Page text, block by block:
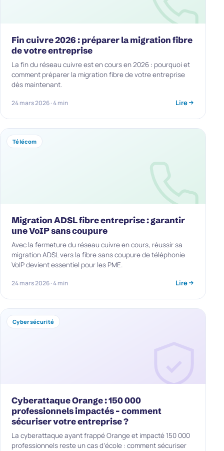
Fin cuivre 2026 : préparer la migration fibre
de votre entreprise
La fin du réseau cuivre est en cours en 2026 : pourquoi et
comment préparer la migration fibre de votre entreprise
dès maintenant.
24 mars 2026 · 4 min Lire
Télécom
Migration ADSL fibre entreprise : garantir
une VoIP sans coupure
Avec la fermeture du réseau cuivre en cours, réussir sa
migration ADSL vers la fibre sans coupure de téléphonie
VoIP devient essentiel pour les PME.
24 mars 2026 · 4 min Lire
Cybersécurité
Cyberattaque Orange : 150 000
professionnels impactés – comment
sécuriser votre entreprise ?
La cyberattaque ayant frappé Orange et impacté 150 000
professionnels reste un cas d’école : comment sécuriser